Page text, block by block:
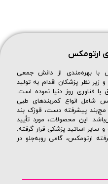
ارتومکس
با بهره‌مندی از دانش جمعی
نظر پزشکان اقدام به تولید
فناوری روز دنیا نموده است.
شامل انواع کمربندهای طبی
مچ‌بند پیشرفته دست، قوزک بند
این محصولات، مورد تأیید
سایر اساتید پزشکی قرار گرفته.
ارتومکس، گامی روبه‌جلو در